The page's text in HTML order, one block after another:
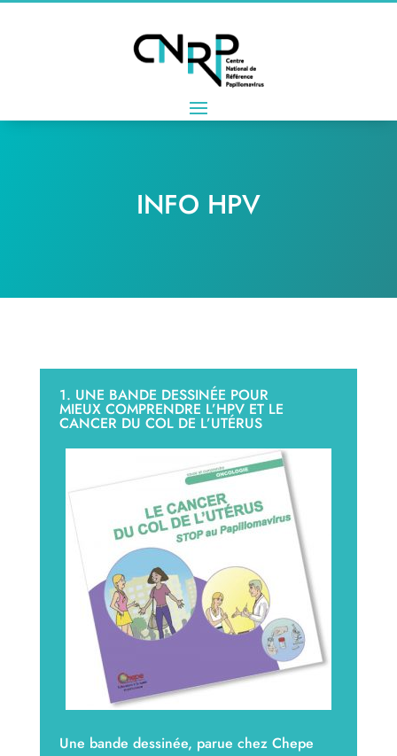
INFO HPV
1. UNE BANDE DESSINÉE POUR
MIEUX COMPRENDRE L’HPV ET LE
CANCER DU COL DE L’UTÉRUS
Une bande dessinée, parue chez Chepe